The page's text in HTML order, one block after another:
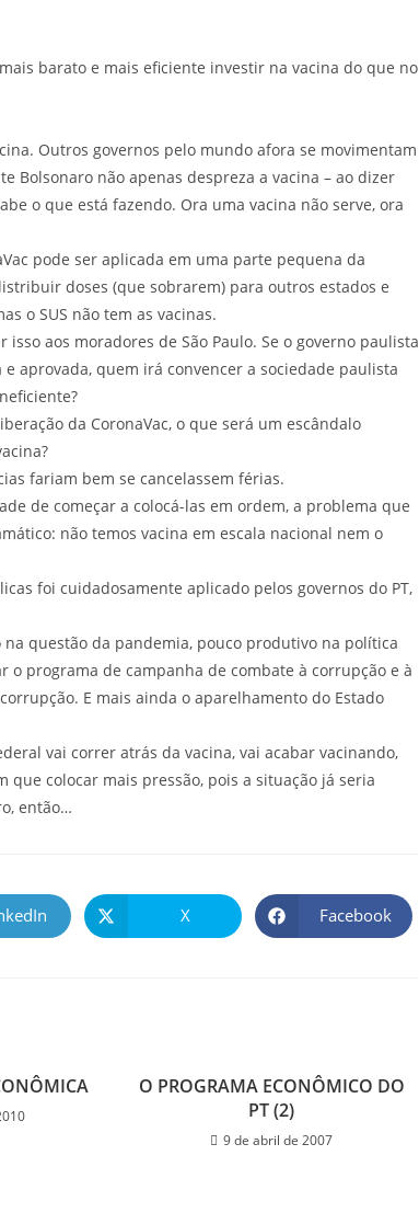
barato e mais eficiente investir na vacina do que no
Outros governos pelo mundo afora se movimentam
Bolsonaro não apenas despreza a vacina – ao dizer
o que está fazendo. Ora uma vacina não serve, ora
pode ser aplicada em uma parte pequena da
doses (que sobrarem) para outros estados e
o SUS não tem as vacinas.
aos moradores de São Paulo. Se o governo paulista
aprovada, quem irá convencer a sociedade paulista
da CoronaVac, o que será um escândalo
fariam bem se cancelassem férias.
de começar a colocá-las em ordem, a problema que
não temos vacina em escala nacional nem o
foi cuidadosamente aplicado pelos governos do PT,
questão da pandemia, pouco produtivo na política
programa de campanha de combate à corrupção e à
E mais ainda o aparelhamento do Estado
vai correr atrás da vacina, vai acabar vacinando,
colocar mais pressão, pois a situação já seria
então…
X Facebook
O PROGRAMA ECONÔMICO DO
PT (2)
9 de abril de 2007